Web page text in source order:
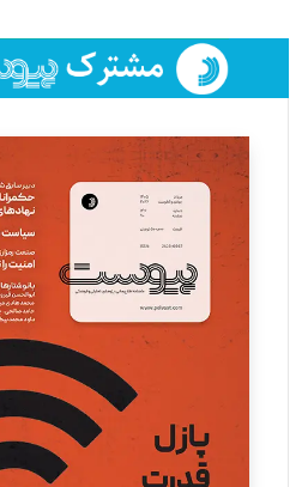
فائزه فتحی رستمی
تحریریه
سروش کرمیان
تحریریه
مینا پاکدل
یسنا امان‌پور
تحریریه